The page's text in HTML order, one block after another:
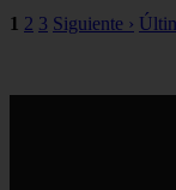
1 2 3 Siguiente ›